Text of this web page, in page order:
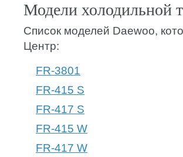
Модели холодильной
Список моделей Daewoo,
Центр:
FR-3801
FR-415 S
FR-417 S
FR-415 W
FR-417 W